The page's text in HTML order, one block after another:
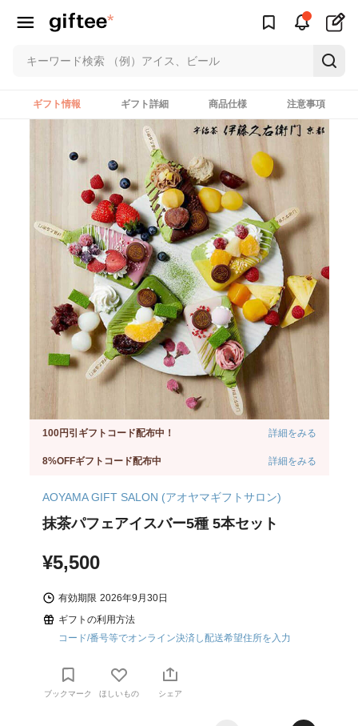
ギフト情報 ギフト詳細 商品仕様 注意事項
100円引ギフトコード配布中！ 詳細をみる
8%OFFギフトコード配布中 詳細をみる
AOYAMA GIFT SALON (アオヤマギフトサロン)
抹茶パフェアイスバー5種 5本セット
¥5,500
有効期限 2026年9月30日
ギフトの利用方法
コード/番号等でオンライン決済し配送希望住所を入力
ブックマーク ほしいもの シェア